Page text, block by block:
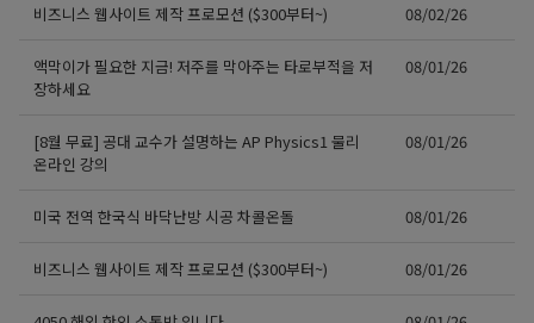
비즈니스 웹사이트 제작 프로모션 ($300부터~) 08/02/26
액막이가 필요한 지금! 저주를 막아주는 타로부적을 저
장하세요
08/01/26
[8월 무료] 공대 교수가 설명하는 AP Physics1 물리
온라인 강의
08/01/26
미국 전역 한국식 바닥난방 시공 차콜온돌 08/01/26
비즈니스 웹사이트 제작 프로모션 ($300부터~) 08/01/26